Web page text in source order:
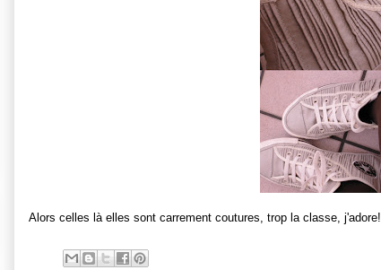
Alors celles là elles sont carrement coutures, trop la classe, j'adore!